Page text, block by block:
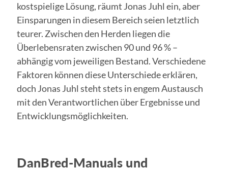
kostspielige Lösung, räumt Jonas Juhl ein, aber
Einsparungen in diesem Bereich seien letztlich
teurer. Zwischen den Herden liegen die
Überlebensraten zwischen 90 und 96 % –
abhängig vom jeweiligen Bestand. Verschiedene
Faktoren können diese Unterschiede erklären,
doch Jonas Juhl steht stets in engem Austausch
mit den Verantwortlichen über Ergebnisse und
Entwicklungsmöglichkeiten.
DanBred-Manuals und